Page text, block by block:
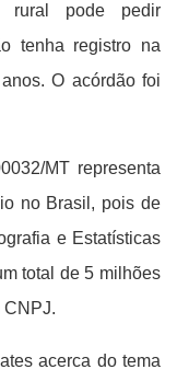
rural pode pedir
tenha registro na
O acórdão foi
MT representa
no Brasil, pois de
e Estatísticas
total de 5 milhões
CNPJ.
acerca do tema